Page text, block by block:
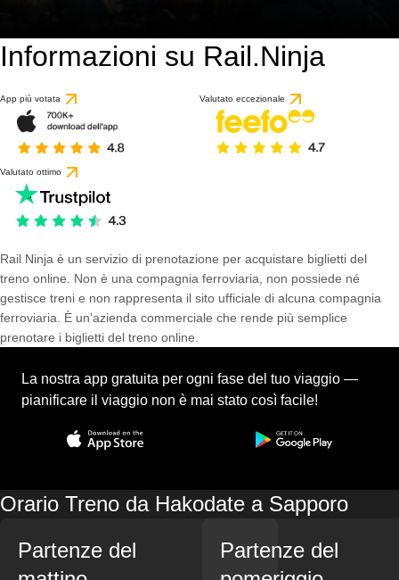
Informazioni su Rail.Ninja
App più votata Valutato eccezionale
Valutato ottimo
Rail Ninja è un servizio di prenotazione per acquistare biglietti del
treno online. Non è una compagnia ferroviaria, non possiede né
gestisce treni e non rappresenta il sito ufficiale di alcuna compagnia
ferroviaria. È un'azienda commerciale che rende più semplice
prenotare i biglietti del treno online.
La nostra app gratuita per ogni fase del tuo viaggio —
pianificare il viaggio non è mai stato così facile!
Orario Treno da Hakodate a Sapporo
Partenze del
Partenze del